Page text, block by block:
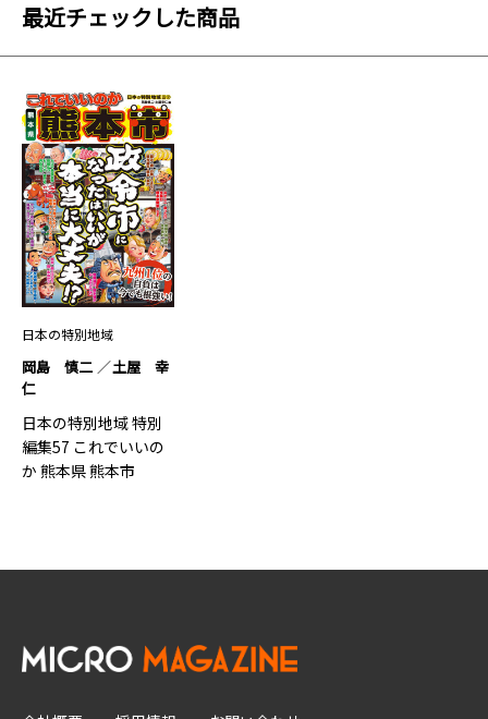
最近チェックした商品
日本の特別地域
岡島 慎二
土屋 幸
仁
日本の特別地域 特別
編集57 これでいいの
か 熊本県 熊本市